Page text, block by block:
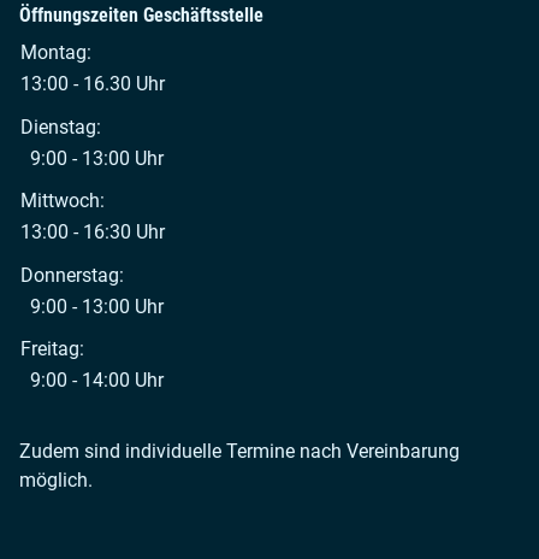
Öffnungszeiten Geschäftsstelle
Montag:
13:00 - 16.30 Uhr
Dienstag:
9:00 - 13:00 Uhr
Mittwoch:
13:00 - 16:30 Uhr
Donnerstag:
9:00 - 13:00 Uhr
Freitag:
9:00 - 14:00 Uhr
Zudem sind individuelle Termine nach Vereinbarung
möglich.